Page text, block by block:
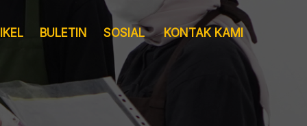
BULETIN SOSIAL KONTAK KAMI